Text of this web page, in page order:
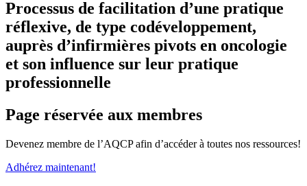
Processus de facilitation d’une pratique
réflexive, de type codéveloppement,
auprès d’infirmières pivots en oncologie
et son influence sur leur pratique
professionnelle
Page réservée aux membres
Devenez membre de l’AQCP afin d’accéder à toutes nos ressources!
Adhérez maintenant!